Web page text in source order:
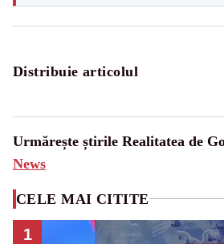
Distribuie articolul
Urmărește știrile Realitatea de
News
CELE MAI CITITE
1